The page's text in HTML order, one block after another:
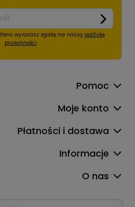
wyrażasz zgodę na naszą politykę
prywatności
Pomoc
Moje konto
Płatności i dostawa
Informacje
O nas